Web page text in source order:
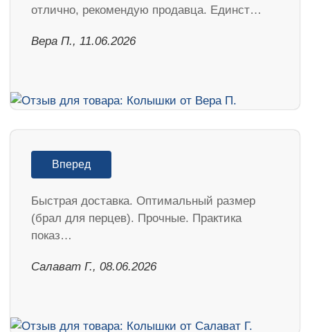
отлично, рекомендую продавца. Единст…
Вера П., 11.06.2026
Вперед
Быстрая доставка. Оптимальный размер
(брал для перцев). Прочные. Практика
показ…
Салават Г., 08.06.2026